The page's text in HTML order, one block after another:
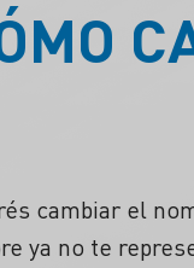
cambiar el
ya no te